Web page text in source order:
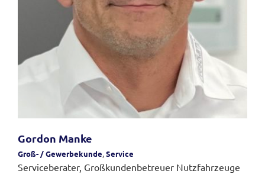
Gordon Manke
Groß- / Gewerbekunde,Service
Serviceberater, Großkundenbetreuer Nutzfahrzeuge